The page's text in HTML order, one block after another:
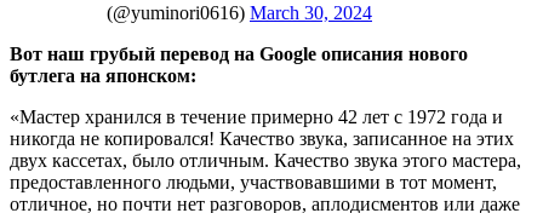
(@yuminori0616) March 30, 2024
Вот наш грубый перевод на Google описания нового
бутлега на японском:
«Мастер хранился в течение примерно 42 лет с 1972 года и
никогда не копировался! Качество звука, записанное на этих
двух кассетах, было отличным. Качество звука этого мастера,
предоставленного людьми, участвовавшими в тот момент,
отличное, но почти нет разговоров, аплодисментов или даже